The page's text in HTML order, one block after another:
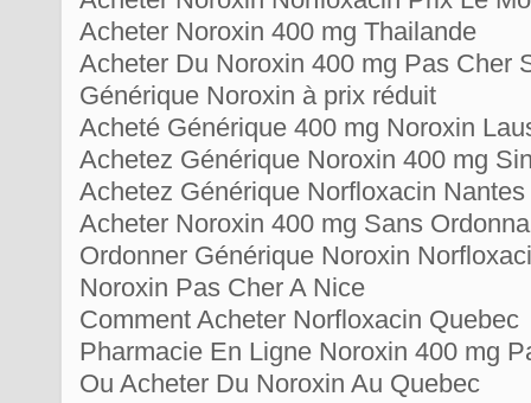
Acheter Noroxin 400 mg Thailande
Acheter Du Noroxin 400 mg Pas Cher
Générique Noroxin à prix réduit
Acheté Générique 400 mg Noroxin
Achetez Générique Noroxin 400 mg
Achetez Générique Norfloxacin Nantes
Acheter Noroxin 400 mg Sans
Ordonner Générique Noroxin
Noroxin Pas Cher A Nice
Comment Acheter Norfloxacin Quebec
Pharmacie En Ligne Noroxin 400 mg
Ou Acheter Du Noroxin Au Quebec